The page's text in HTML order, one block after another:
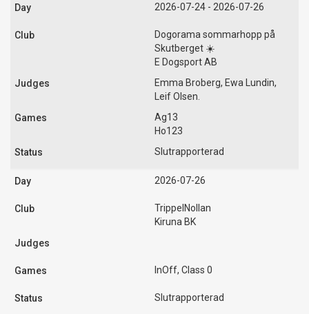
2026-07-24 - 2026-07-26
Dogorama sommarhopp på
Skutberget ☀️
E Dogsport AB
Emma Broberg, Ewa Lundin,
Leif Olsen.
Ag13
Ho123
Slutrapporterad
2026-07-26
TrippelNollan
Kiruna BK
InOff, Class 0
Slutrapporterad